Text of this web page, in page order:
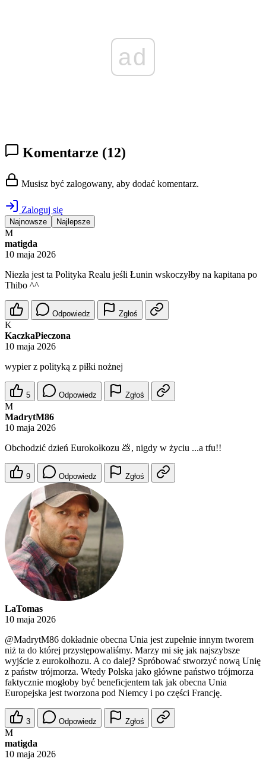
ad
Komentarze (12)
Musisz być zalogowany, aby dodać komentarz.
Zaloguj się
Najnowsze Najlepsze
M
matigda
10 maja 2026
Niezła jest ta Polityka Realu jeśli Łunin wskoczyłby na kapitana po
Thibo ^^
Odpowiedz Zgłoś
K
KaczkaPieczona
10 maja 2026
wypier z polityką z piłki nożnej
5 Odpowiedz Zgłoś
M
MadrytM86
10 maja 2026
Obchodzić dzień Eurokołkozu 💩, nigdy w życiu ...a tfu!!
9 Odpowiedz Zgłoś
LaTomas
10 maja 2026
@MadrytM86 dokładnie obecna Unia jest zupełnie innym tworem
niż ta do której przystępowaliśmy. Marzy mi się jak najszybsze
wyjście z eurokołhozu. A co dalej? Spróbować stworzyć nową Unię
z państw trójmorza. Wtedy Polska jako główne państwo trójmorza
faktycznie mogłoby być beneficjentem tak jak obecna Unia
Europejska jest tworzona pod Niemcy i po części Francję.
3 Odpowiedz Zgłoś
M
matigda
10 maja 2026